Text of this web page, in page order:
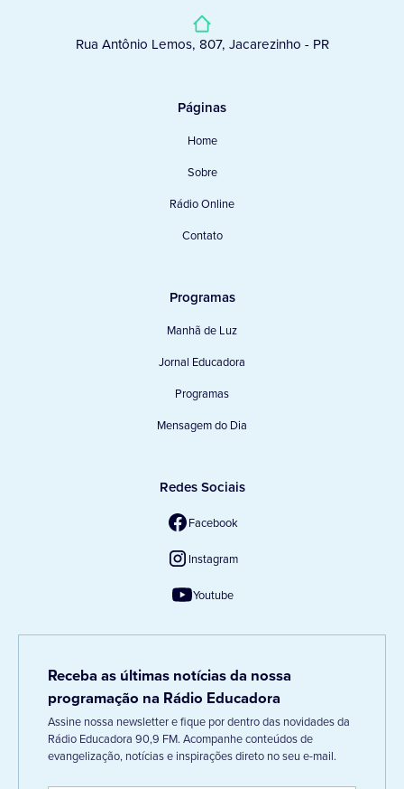
Rua Antônio Lemos, 807, Jacarezinho - PR
Páginas
Home
Sobre
Rádio Online
Contato
Programas
Manhã de Luz
Jornal Educadora
Programas
Mensagem do Dia
Redes Sociais
Facebook
Instagram
Youtube
Receba as últimas notícias da nossa
programação na Rádio Educadora
Assine nossa newsletter e fique por dentro das novidades da
Rádio Educadora 90,9 FM. Acompanhe conteúdos de
evangelização, notícias e inspirações direto no seu e-mail.